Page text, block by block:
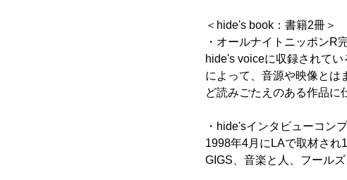
＜hide's book：書籍2冊＞
・オールナイトニッポンR
hide's voiceに収録されて
によって、音源や映像とは
ど読みごたえのある作品に
・hide'sインタビューコン
1998年4月にLAで取材され
GIGS、音楽と人、フール